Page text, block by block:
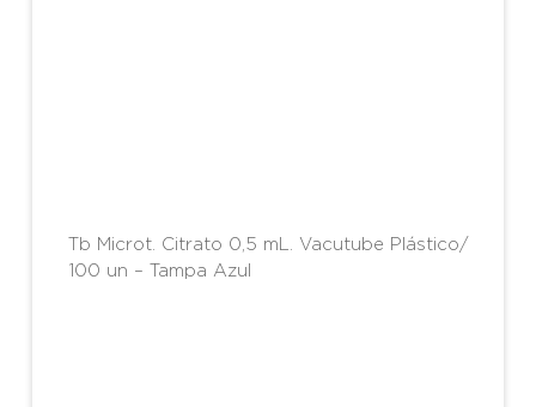
Tb Microt. Citrato 0,5 mL. Vacutube Plástico/
100 un – Tampa Azul